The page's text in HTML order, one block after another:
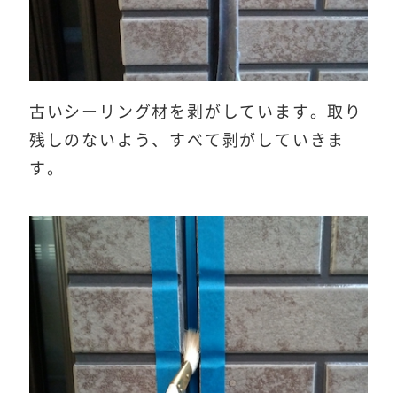
古いシーリング材を剥がしています。取り
残しのないよう、すべて剥がしていきま
す。